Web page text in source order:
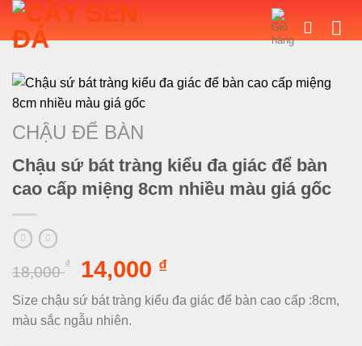
Bỏ
qua
nội
dung
CHẬU ĐỂ BÀN
Chậu sứ bát tràng kiểu đa giác để bàn
cao cấp miệng 8cm nhiều màu giá gốc
18,000₫
Giá
gốc
là:
18,000 ₫.
14,000 ₫Giá
tại
Size chậu sứ bát tràng kiểu đa giác để bàn cao cấp :8cm,
màu sắc ngẫu nhiên.